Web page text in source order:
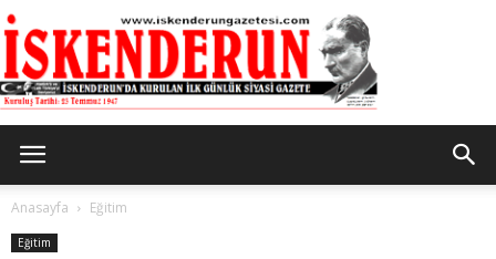
Anasayfa Eğitim
Eğitim